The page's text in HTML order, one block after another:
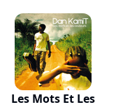
Les Mots Et Les